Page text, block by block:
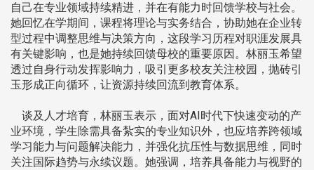
自己在专业领域持续精进，并在有能力时回馈学校与社会。
她回忆在学期间，课程将理论与实务结合，协助她在企业转
型过程中调整思维与决策方向，这段学习历程对职涯发展具
有关键影响，也是她持续回馈母校的重要原因。林丽玉希望
透过自身行动发挥影响力，吸引更多校友关注校园，抛砖引
玉形成正向循环，让资源持续回流到教育体系。
谈及人才培育，林丽玉表示，面对AI时代下快速变动的产
业环境，学生除需具备紮实的专业知识外，也应培养跨领域
学习能力与问题解决能力，并强化抗压性与数据思维，同时
关注国际趋势与永续议题。她强调，培养具备能力与视野的